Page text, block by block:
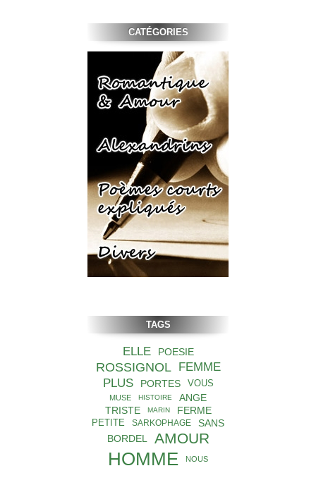
CATÉGORIES
TAGS
ELLE POESIE
ROSSIGNOL
FEMME
PLUS
PORTES VOUS
MUSE HISTOIRE
ANGE
TRISTE
MARIN FERME
PETITE SARKOPHAGE
SANS
BORDEL
AMOUR
HOMME NOUS